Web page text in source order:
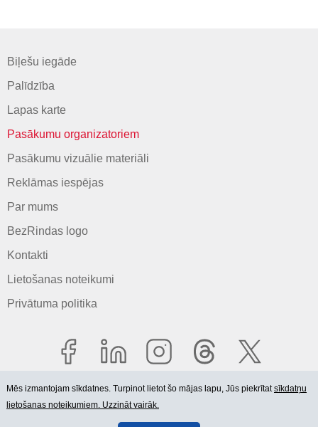
Biļešu iegāde
Palīdzība
Lapas karte
Pasākumu organizatoriem
Pasākumu vizuālie materiāli
Reklāmas iespējas
Par mums
BezRindas logo
Kontakti
Lietošanas noteikumi
Privātuma politika
© 2006-2026 SIA "BEZRINDAS.LV".
Mēs izmantojam sīkdatnes. Turpinot lietot šo mājas lapu, Jūs piekrītatsīkdatņu
lietošanas noteikumiem. Uzzināt vairāk.